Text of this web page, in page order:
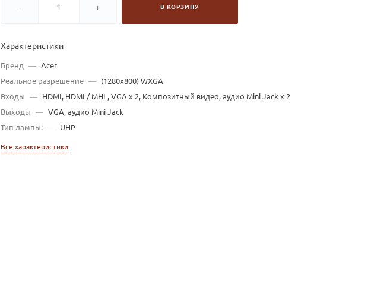
- + В КОРЗИНУ
Характеристики
Бренд — Acer
Реальное разрешение —
(1280x800) WXGA
Входы
—
HDMI, HDMI / MHL, VGA x 2, Композитный видео, аудио Mini Jack x 2
Выходы
— VGA, аудио Mini Jack
Тип лампы: — UHP
Все характеристики